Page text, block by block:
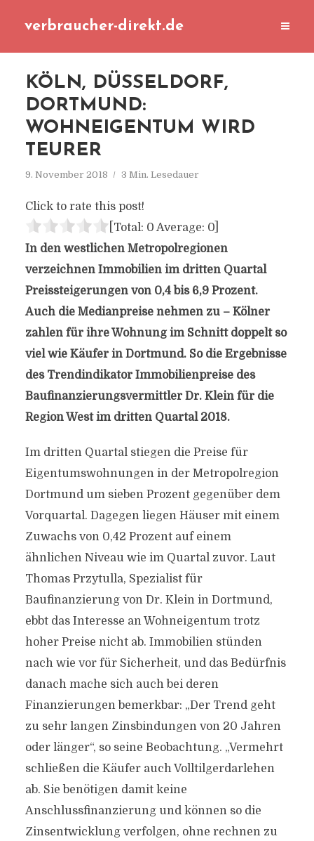
verbraucher-direkt.de
KÖLN, DÜSSELDORF,
DORTMUND:
WOHNEIGENTUM WIRD
TEURER
9. November 2018 3 Min. Lesedauer
Click to rate this post!
[Total: 0 Average: 0]
In den westlichen Metropolregionen
verzeichnen Immobilien im dritten Quartal
Preissteigerungen von 0,4 bis 6,9 Prozent.
Auch die Medianpreise nehmen zu – Kölner
zahlen für ihre Wohnung im Schnitt doppelt so
viel wie Käufer in Dortmund. So die Ergebnisse
des Trendindikator Immobilienpreise des
Baufinanzierungsvermittler Dr. Klein für die
Region West im dritten Quartal 2018.
Im dritten Quartal stiegen die Preise für
Eigentumswohnungen in der Metropolregion
Dortmund um sieben Prozent gegenüber dem
Vorquartal. Dagegen liegen Häuser mit einem
Zuwachs von 0,42 Prozent auf einem
ähnlichen Niveau wie im Quartal zuvor. Laut
Thomas Przytulla, Spezialist für
Baufinanzierung von Dr. Klein in Dortmund,
ebbt das Interesse an Wohneigentum trotz
hoher Preise nicht ab. Immobilien stünden
nach wie vor für Sicherheit, und das Bedürfnis
danach mache sich auch bei deren
Finanzierungen bemerkbar: „Der Trend geht
zu sehr langen Zinsbindungen von 20 Jahren
oder länger“, so seine Beobachtung. „Vermehrt
schließen die Käufer auch Volltilgerdarlehen
ab. Sie benötigen damit keine
Anschlussfinanzierung und können so die
Zinsentwicklung verfolgen, ohne rechnen zu